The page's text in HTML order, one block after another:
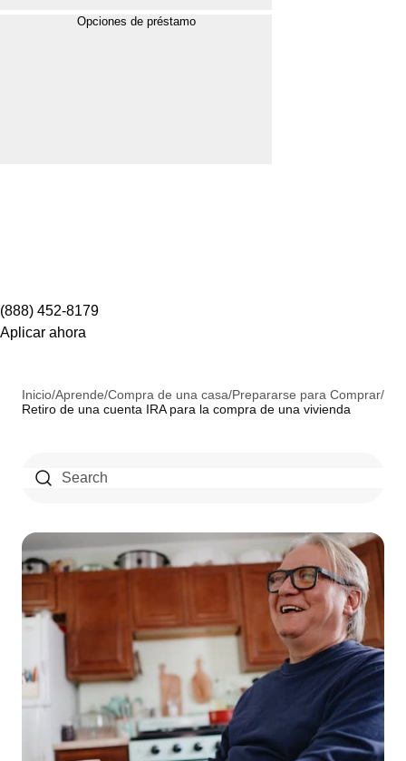
Opciones de préstamo
(888) 452-8179
Aplicar ahora
Inicio/Aprende/Compra de una casa/Prepararse para Comprar/
Retiro de una cuenta IRA para la compra de una vivienda